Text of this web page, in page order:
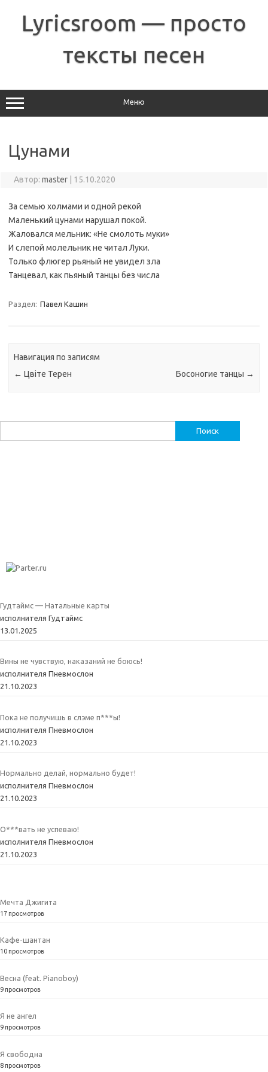
содержимому
Lyricsroom — просто
тексты песен
Меню
Цунами
Автор: master 15.10.2020
За семью холмами и одной рекой
Маленький цунами нарушал покой.
Жаловался мельник: «Не смолоть муки»
И слепой молельник не читал Луки.
Только флюгер рьяный не увидел зла
Танцевал, как пьяный танцы без числа
Раздел: Павел Кашин
Навигация по записям
← Цвіте Терен Босоногие танцы →
Гудтаймс — Натальные карты
исполнителя Гудтаймс
13.01.2025
Вины не чувствую, наказаний не боюсь!
исполнителя Пневмослон
21.10.2023
Пока не получишь в слэме п***ы!
исполнителя Пневмослон
21.10.2023
Нормально делай, нормально будет!
исполнителя Пневмослон
21.10.2023
О***вать не успеваю!
исполнителя Пневмослон
21.10.2023
Мечта Джигита
17 просмотров
Кафе-шантан
10 просмотров
Весна (feat. Pianoboy)
9 просмотров
Я не ангел
9 просмотров
Я свободна
8 просмотров